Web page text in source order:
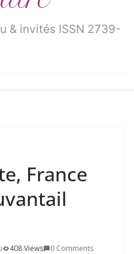
& invités ISSN 2739-
France
408 Views 0 Comments